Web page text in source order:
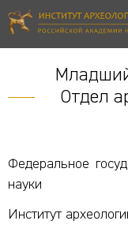
Отдел
Федеральное
науки
Институт